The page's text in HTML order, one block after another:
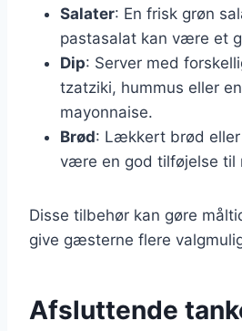
Salater: En frisk grøn
pastasalat kan være et
Dip: Server med
tzatziki, hummus eller
mayonnaise.
Brød: Lækkert brød
være en god tilføjelse til
Disse tilbehør kan gøre
give gæsterne flere
Afsluttende